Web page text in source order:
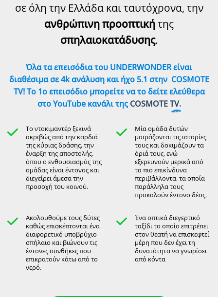
σε όλη την Ελλάδα και ταυτόχρονα, την
ανθρώπινη προοπτικήτης
σπηλαιοκατάδυσης.
Όλα τα επεισόδια του UNDERWONDER είναι
διαθέσιμα σε 4k ανάλυση και ήχο 5.1 στην COSMOTE
TV! Το 1ο επεισόδιο μπορείτε να το δείτε ελεύθερα
στο YouTube κανάλι της COSMOTE TV.
Το ντοκιμαντέρ ξεκινά
ακριβώς από την καρδιά
της κύριας δράσης, την
έναρξη της αποστολής,
όπου ο ενθουσιασμός της
ομάδας είναι έντονος και
διεγείρει άμεσα την
προσοχή του κοινού.
Μία ομάδα δυτών
μοιράζονται τις ιστορίες
τους και δοκιμάζουν τα
όριά τους, ενώ
εξερευνούν μερικά από
τα πιο επικίνδυνα
περιβάλλοντα, τα οποία
παράλληλα τους
προκαλούν έντονο δέος.
Ακολουθούμε τους δύτες
καθώς επισκέπτονται ένα
διαφορετικό υποβρύχιο
σπήλαιο και βιώνουν τις
έντονες συνθήκες που
επικρατούν κάτω από το
νερό.
Ένα οπτικά διεγερτικό
ταξίδι το οποίο επιτρέπει
στον θεατή να επισκεφτεί
μέρη που δεν έχει τη
δυνατότητα να γνωρίσει
από κόντα